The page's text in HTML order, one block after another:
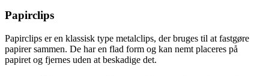
Papirclips
Papirclips er en klassisk type metalclips, der bruges til at fastgøre
papirer sammen. De har en flad form og kan nemt placeres på
papiret og fjernes uden at beskadige det.